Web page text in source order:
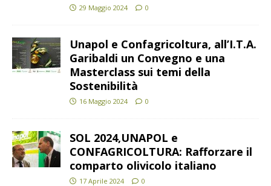
29 Maggio 2024 0
Unapol e Confagricoltura, all’I.T.A.
Garibaldi un Convegno e una
Masterclass sui temi della
Sostenibilità
16 Maggio 2024 0
SOL 2024,UNAPOL e
CONFAGRICOLTURA: Rafforzare il
comparto olivicolo italiano
17 Aprile 2024 0